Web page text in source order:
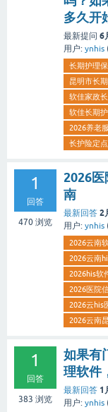
多久开
最新提问 6
用户: ynhis
长期护理
昆明市长
软佳家政
软佳长期
2026养老
长护险定
1
回答
470 浏览
2026医
南
最新回答 2
用户: ynhis
2026云南
2026云南
2026his软
2026医院
2026云his
2026云南
1
回答
383 浏览
如果有
理软件
最新回答 1
用户: ynhis